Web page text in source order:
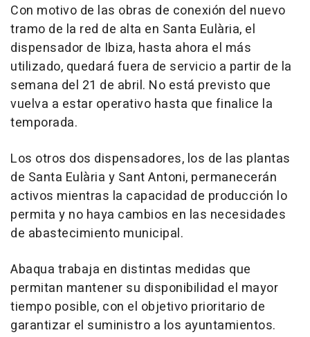
Con motivo de las obras de conexión del nuevo
tramo de la red de alta en Santa Eulària, el
dispensador de Ibiza, hasta ahora el más
utilizado, quedará fuera de servicio a partir de la
semana del 21 de abril. No está previsto que
vuelva a estar operativo hasta que finalice la
temporada.
Los otros dos dispensadores, los de las plantas
de Santa Eulària y Sant Antoni, permanecerán
activos mientras la capacidad de producción lo
permita y no haya cambios en las necesidades
de abastecimiento municipal.
Abaqua trabaja en distintas medidas que
permitan mantener su disponibilidad el mayor
tiempo posible, con el objetivo prioritario de
garantizar el suministro a los ayuntamientos.